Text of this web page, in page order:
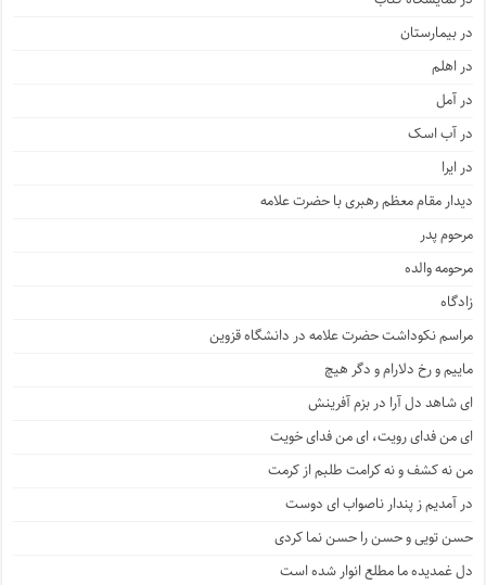
در بیمارستان
در اهلم
در آمل
در آب اسک
در ایرا
دیدار مقام معظم رهبری با حضرت علامه
مرحوم پدر
مرحومه والده
زادگاه
مراسم نکوداشت حضرت علامه در دانشگاه قزوین
ماییم و رخ دلارام و دگر هیچ
ای شاهد دل آرا در بزم آفرینش
ای من فدای رویت، ای من فدای خویت
من نه کشف و نه کرامت طلبم از کرمت
در آمدیم ز پندار ناصواب ای دوست
حسن تویی و حسن را حسن نما کردی
دل غمدیده ما مطلع انوار شده است